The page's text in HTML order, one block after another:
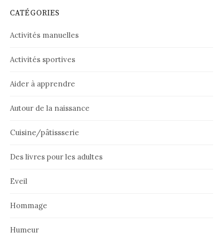
CATÉGORIES
Activités manuelles
Activités sportives
Aider à apprendre
Autour de la naissance
Cuisine/pâtissserie
Des livres pour les adultes
Eveil
Hommage
Humeur